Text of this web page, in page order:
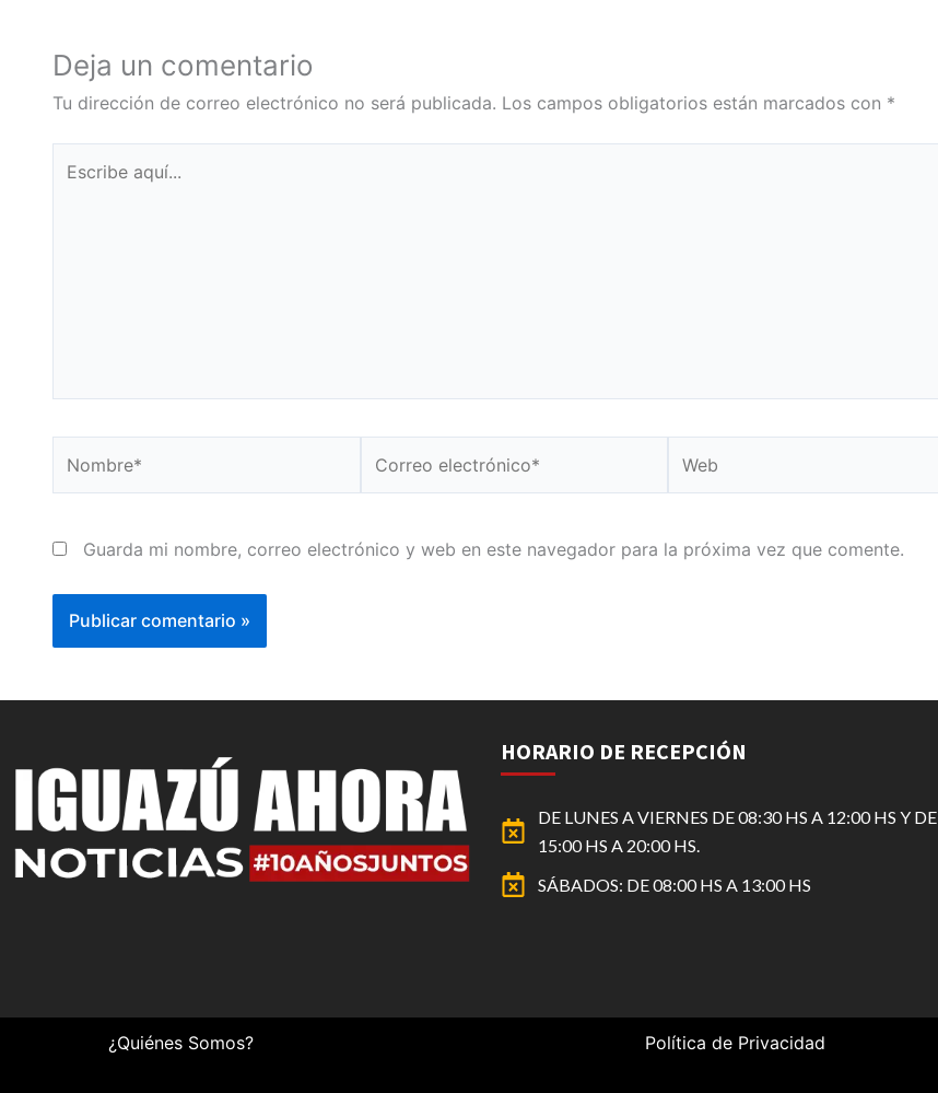
Deja un comentario
Tu dirección de correo electrónico no será publicada. Los campos obligatorios están marcados con *
aquí...
electrónico*
Guarda mi nombre, correo electrónico y web en este navegador para la próxima vez que comente.
HORARIO DE RECEPCIÓN
DE LUNES A VIERNES DE 08:30 HS A 12:00 HS Y DE
15:00 HS A 20:00 HS.
SÁBADOS: DE 08:00 HS A 13:00 HS
¿Quiénes Somos? Política de Privacidad